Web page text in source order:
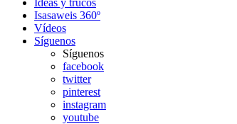
Ideas y trucos
Isasaweis 360º
Vídeos
Síguenos
Síguenos
facebook
twitter
pinterest
instagram
youtube